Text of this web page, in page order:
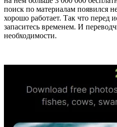
поиск по материалам появился
хорошо работает. Так что перед
запаситесь временем. И
необходимости.